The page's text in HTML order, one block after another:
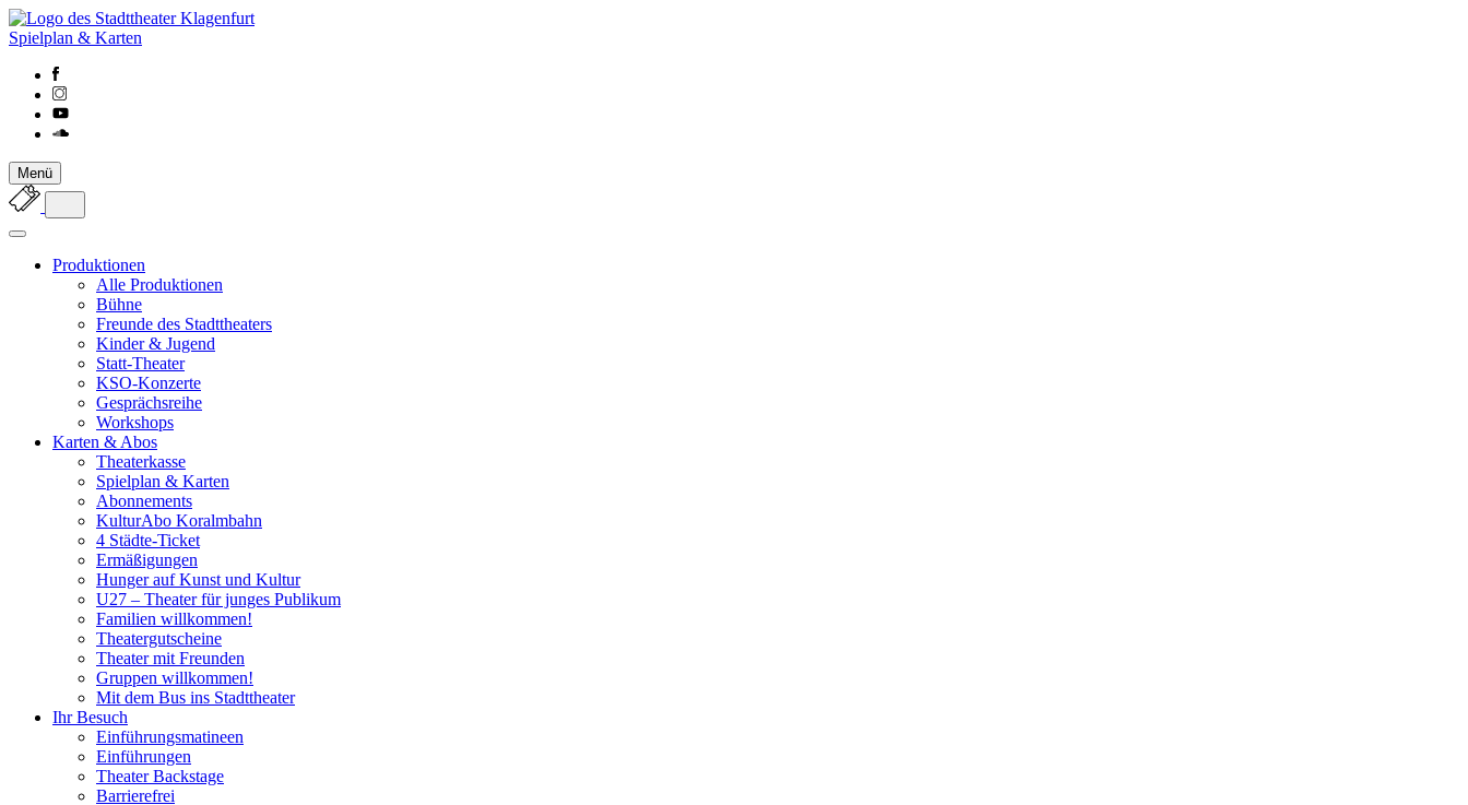
Spielplan & Karten
Menü
Produktionen
Alle Produktionen
Bühne
Freunde des Stadttheaters
Kinder & Jugend
Statt-Theater
KSO-Konzerte
Gesprächsreihe
Workshops
Karten & Abos
Theaterkasse
Spielplan & Karten
Abonnements
KulturAbo Koralmbahn
4 Städte-Ticket
Ermäßigungen
Hunger auf Kunst und Kultur
U27 – Theater für junges Publikum
Familien willkommen!
Theatergutscheine
Theater mit Freunden
Gruppen willkommen!
Mit dem Bus ins Stadttheater
Ihr Besuch
Einführungsmatineen
Einführungen
Theater Backstage
Barrierefrei